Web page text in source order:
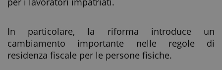
In particolare, la riforma introduce un
cambiamento importante nelle regole di
residenza fiscale per le persone fisiche.